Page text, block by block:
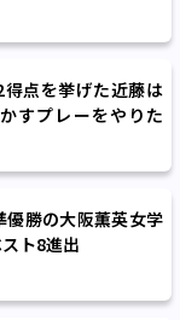
点を挙げた近藤は
すプレーをやりた
優勝の大阪薫英女学
ト8進出